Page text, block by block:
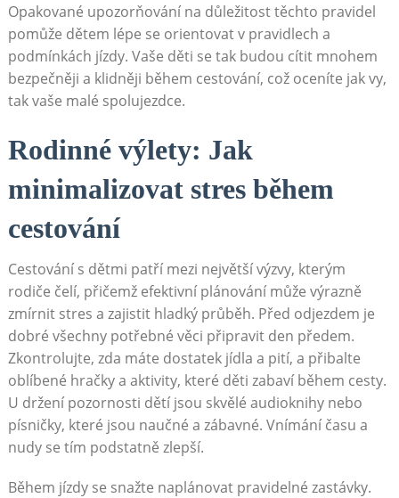
Opakované upozorňování na důležitost těchto pravidel
pomůže dětem lépe se orientovat v pravidlech a
podmínkách jízdy. Vaše děti se tak budou cítit mnohem
bezpečněji a klidněji během cestování, což oceníte jak vy,
tak vaše malé spolujezdce.
Rodinné výlety: Jak
minimalizovat stres během
cestování
Cestování s dětmi patří mezi největší výzvy, kterým
rodiče čelí, přičemž efektivní plánování může výrazně
zmírnit stres a zajistit hladký průběh. Před odjezdem je
dobré všechny potřebné věci připravit den předem.
Zkontrolujte, zda máte dostatek jídla a pití, a přibalte
oblíbené hračky a aktivity, které děti zabaví během cesty.
U držení pozornosti dětí jsou skvělé audioknihy nebo
písničky, které jsou naučné a zábavné. Vnímání času a
nudy se tím podstatně zlepší.
Během jízdy se snažte naplánovat pravidelné zastávky.